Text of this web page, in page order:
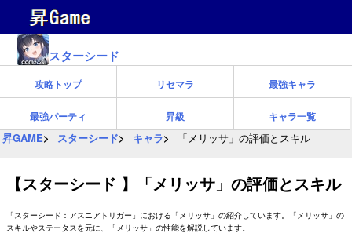
スターシード
攻略トップ リセマラ 最強キャラ
最強パーティ 昇級 キャラ一覧
昇GAME スターシード キャラ 「メリッサ」の評価とスキル
【スターシード 】「メリッサ」の評価とスキル
「スターシード：アスニアトリガー」における「メリッサ」の紹介しています。「メリッサ」の
スキルやステータスを元に、「メリッサ」の性能を解説しています。